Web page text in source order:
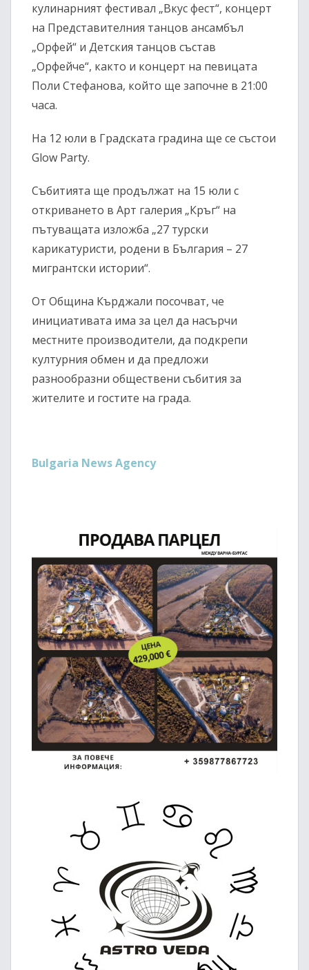
кулинарният фестивал „Вкус фест“, концерт
на Представителния танцов ансамбъл
„Орфей“ и Детския танцов състав
„Орфейче“, както и концерт на певицата
Поли Стефанова, който ще започне в 21:00
часа.
На 12 юли в Градската градина ще се състои
Glow Party.
Събитията ще продължат на 15 юли с
откриването в Арт галерия „Кръг“ на
пътуващата изложба „27 турски
карикатуристи, родени в България – 27
мигрантски истории“.
От Община Кърджали посочват, че
инициативата има за цел да насърчи
местните производители, да подкрепи
културния обмен и да предложи
разнообразни обществени събития за
жителите и гостите на града.
Bulgaria News Agency